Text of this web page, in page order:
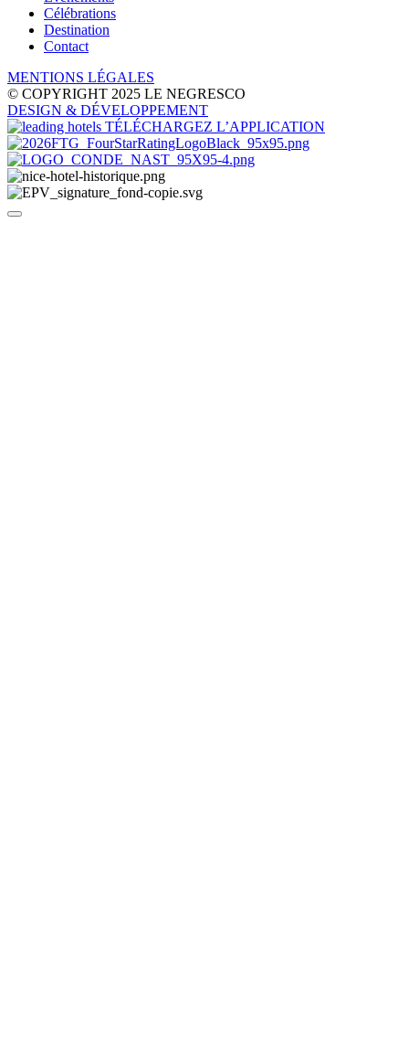
Célébrations
Destination
Contact
MENTIONS LÉGALES
© COPYRIGHT 2025 LE NEGRESCO
DESIGN & DÉVELOPPEMENT
TÉLÉCHARGEZ L’APPLICATION